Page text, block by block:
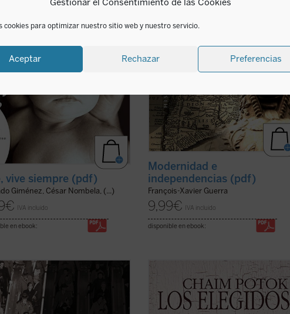
cookies para optimizar nuestro sitio web y nuestro servicio.
Aceptar Rechazar Preferencias
vive siempre (pdf)
Giménez, César Nombela, (...)
€ IVA incluido
en ebook:
único, que comienza con la ...
Modernidad e
independencias (pdf)
François-Xavier Guerra
9,99€ IVA incluido
disponible en ebook:
santos son los hombres más
[...] Los santos no son héroes
de los personajes de Plutarco.
da la sensación de superar la
Esta novela es un clásico sobre la
extraña amistad entre dos chicos de
Brooklyn alrededor de 1940. Reuven
Malter es un judío secularizado de padre